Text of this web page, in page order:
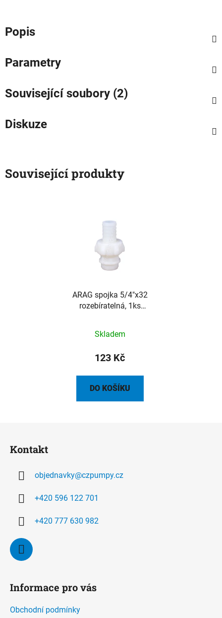
Popis
Parametry
Související soubory (2)
Diskuze
Související produkty
ARAG spojka 5/4"x32
rozebíratelná, 1ks
Skladem
123 Kč
DO KOŠÍKU
Kontakt
objednavky@czpumpy.cz
+420 596 122 701
+420 777 630 982
Informace pro vás
Obchodní podmínky